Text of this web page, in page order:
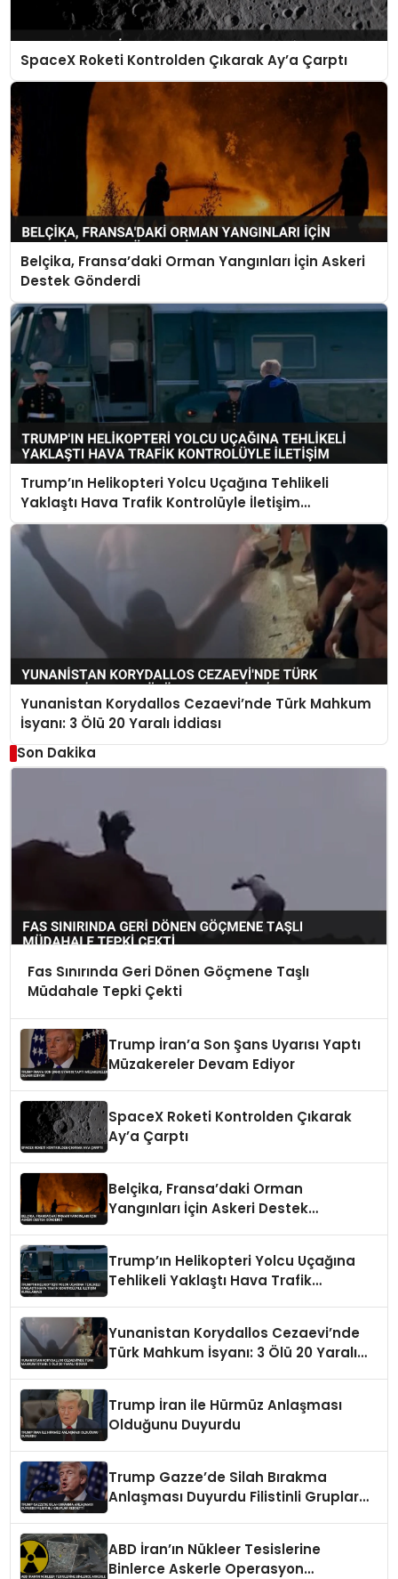
SpaceX Roketi Kontrolden Çıkarak Ay’a Çarptı
Belçika, Fransa’daki Orman Yangınları İçin Askeri
Destek Gönderdi
Trump’ın Helikopteri Yolcu Uçağına Tehlikeli
Yaklaştı Hava Trafik Kontrolüyle İletişim
Kurulamadı
Yunanistan Korydallos Cezaevi’nde Türk Mahkum
İsyanı: 3 Ölü 20 Yaralı İddiası
Son Dakika
Fas Sınırında Geri Dönen Göçmene Taşlı
Müdahale Tepki Çekti
Trump İran’a Son Şans Uyarısı Yaptı
Müzakereler Devam Ediyor
SpaceX Roketi Kontrolden Çıkarak
Ay’a Çarptı
Belçika, Fransa’daki Orman
Yangınları İçin Askeri Destek
Trump’ın Helikopteri Yolcu Uçağına
Tehlikeli Yaklaştı Hava Trafik
Yunanistan Korydallos Cezaevi’nde
Türk Mahkum İsyanı: 3 Ölü 20 Yaralı
Trump İran ile Hürmüz Anlaşması
Olduğunu Duyurdu
Trump Gazze’de Silah Bırakma
Anlaşması Duyurdu Filistinli Gruplar
ABD İran’ın Nükleer Tesislerine
Binlerce Askerle Operasyon